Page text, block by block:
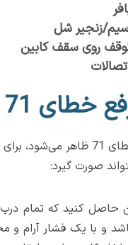
زنجیر شل
روی سقف کابین
71 در آسانسور
هنگامی که خطای 71
صورت گیرد:
حاصل کنید که تمام
و با یک فشار آرام و